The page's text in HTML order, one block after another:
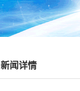
新闻详情